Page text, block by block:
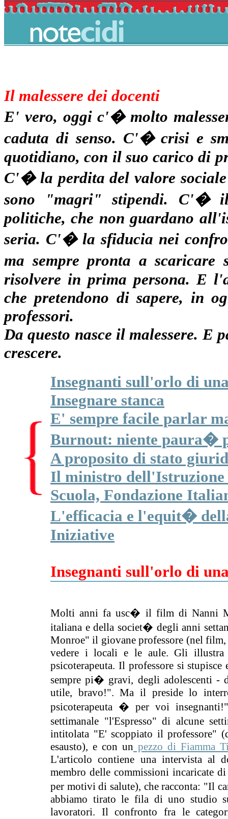
Il malessere dei docenti
E' vero, oggi c'� molto
caduta di senso. C'� crisi e
quotidiano, con il suo carico di
C'� la perdita del valore
sono "magri" stipendi. C'�
politiche, che non guardano
seria. C'� la sfiducia nei
ma sempre pronta a
risolvere in prima persona. E
che pretendono di sapere, in
professori.
Da questo nasce il malessere. E
crescere.
Insegnanti sull'orlo di
Insegnare stanca
E' sempre facile parlar
Burnout: niente paura�
A proposito di stato
Il ministro dell'Istruzione
Scuola, Fondazione
L'efficacia e l'equit�
Iniziative
Insegnanti sull'orlo di
Molti anni fa usc� il film di Nanni
italiana e della societ� degli anni
Monroe" il giovane professore (nel
vedere i locali e le aule. Gli illustra
psicoterapeuta. Il professore si
sempre pi� gravi, degli adolescenti
utile, bravo!". Ma il preside lo
psicoterapeuta � per voi
settimanale "l'Espresso" di alcune
intitolata "E' scoppiato il professore"
esausto), e con un pezzo di Fiamma
L'articolo contiene una intervista al
membro delle commissioni incaricate
per motivi di salute), che racconta: "Il
abbiamo tirato le fila di uno studio
lavoratori. Il confronto fra le